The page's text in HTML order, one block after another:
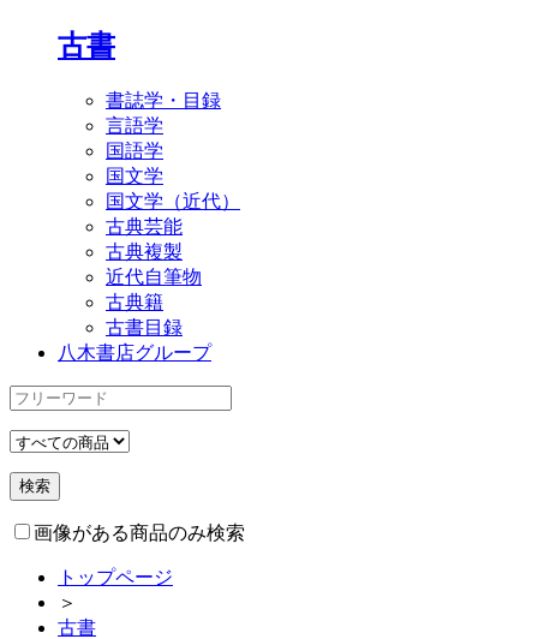
古書
書誌学・目録
言語学
国語学
国文学
国文学（近代）
古典芸能
古典複製
近代自筆物
古典籍
古書目録
八木書店グループ
画像がある商品のみ検索
トップページ
＞
古書